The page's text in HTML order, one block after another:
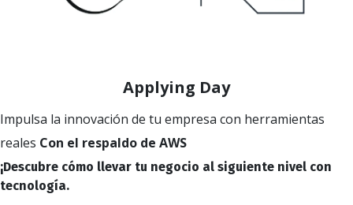
Applying Day
Impulsa la innovación de tu empresa con herramientas
reales Con el respaldo de AWS
¡Descubre cómo llevar tu negocio al siguiente nivel con
tecnología.